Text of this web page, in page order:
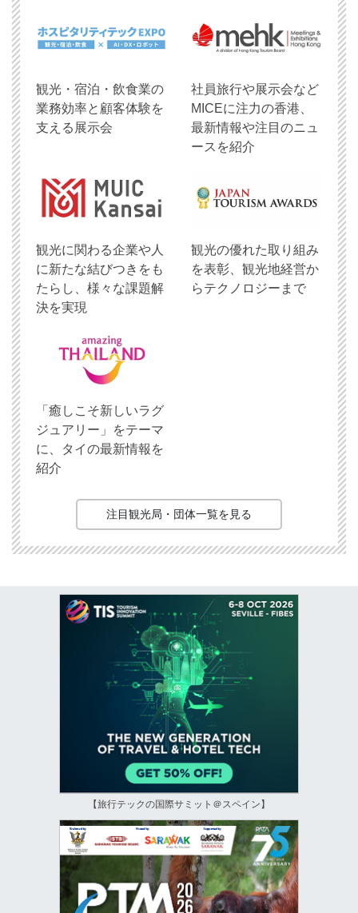
観光・宿泊・飲食業の
業務効率と顧客体験を
支える展示会
社員旅行や展示会など
MICEに注力の香港、
最新情報や注目のニュ
ースを紹介
観光に関わる企業や人
に新たな結びつきをも
たらし、様々な課題解
決を実現
観光の優れた取り組み
を表彰、観光地経営か
らテクノロジーまで
「癒しこそ新しいラグ
ジュアリー」をテーマ
に、タイの最新情報を
紹介
注目観光局・団体一覧を見る
【旅行テックの国際サミット＠スペイン】